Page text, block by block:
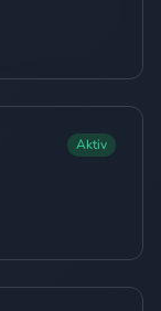
Aktiv